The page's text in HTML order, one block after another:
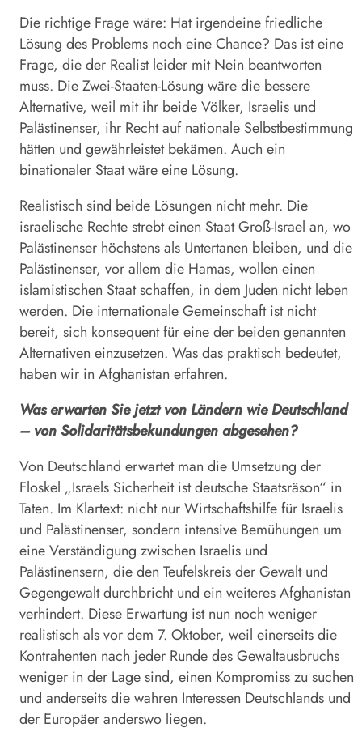
Die richtige Frage wäre: Hat irgendeine friedliche
Lösung des Problems noch eine Chance? Das ist eine
Frage, die der Realist leider mit Nein beantworten
muss. Die Zwei-Staaten-Lösung wäre die bessere
Alternative, weil mit ihr beide Völker, Israelis und
Palästinenser, ihr Recht auf nationale Selbstbestimmung
hätten und gewährleistet bekämen. Auch ein
binationaler Staat wäre eine Lösung.
Realistisch sind beide Lösungen nicht mehr. Die
israelische Rechte strebt einen Staat Groß-Israel an, wo
Palästinenser höchstens als Untertanen bleiben, und die
Palästinenser, vor allem die Hamas, wollen einen
islamistischen Staat schaffen, in dem Juden nicht leben
werden. Die internationale Gemeinschaft ist nicht
bereit, sich konsequent für eine der beiden genannten
Alternativen einzusetzen. Was das praktisch bedeutet,
haben wir in Afghanistan erfahren.
Was erwarten Sie jetzt von Ländern wie Deutschland
– von Solidaritätsbekundungen abgesehen?
Von Deutschland erwartet man die Umsetzung der
Floskel „Israels Sicherheit ist deutsche Staatsräson“ in
Taten. Im Klartext: nicht nur Wirtschaftshilfe für Israelis
und Palästinenser, sondern intensive Bemühungen um
eine Verständigung zwischen Israelis und
Palästinensern, die den Teufelskreis der Gewalt und
Gegengewalt durchbricht und ein weiteres Afghanistan
verhindert. Diese Erwartung ist nun noch weniger
realistisch als vor dem 7. Oktober, weil einerseits die
Kontrahenten nach jeder Runde des Gewaltausbruchs
weniger in der Lage sind, einen Kompromiss zu suchen
und anderseits die wahren Interessen Deutschlands und
der Europäer anderswo liegen.